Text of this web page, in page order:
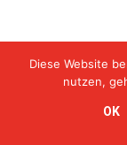
Diese Website
nutzen,
OK